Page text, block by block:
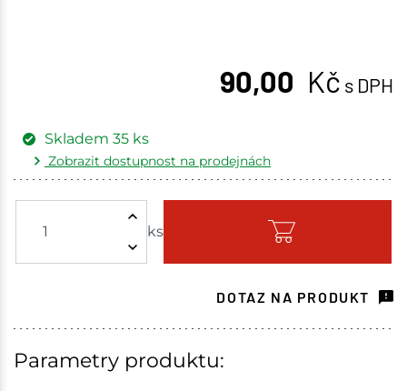
90,00 Kč s DPH
ks
Skladem 35 ks
Zobrazit dostupnost na prodejnách
Skladem - ihned k odeslání
Choceň 10 ks
DOTAZ NA PRODUKT
Parametry produktu: